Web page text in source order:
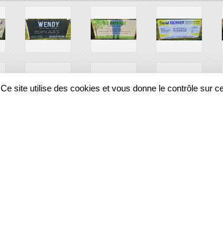
Ce site utilise des cookies et vous donne le contrôle sur